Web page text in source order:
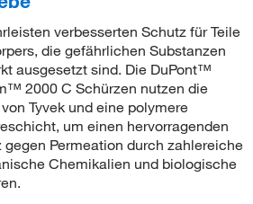
verbesserten Schutz für Teile
die gefährlichen Substanzen
ausgesetzt sind. Die DuPont™
2000 C Schürzen nutzen die
Tyvek und eine polymere
um einen hervorragenden
gegen Permeation durch zahlereiche
Chemikalien und biologische